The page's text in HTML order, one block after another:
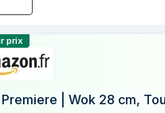
les prix de
prix
Premiere | Wok 28 cm,